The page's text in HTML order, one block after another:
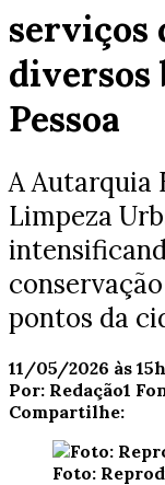
serviços
diversos
Pessoa
A Autarquia
Limpeza
pontos da
11/05/2026 às
Por: Redação1
Compartilhe:
Foto: